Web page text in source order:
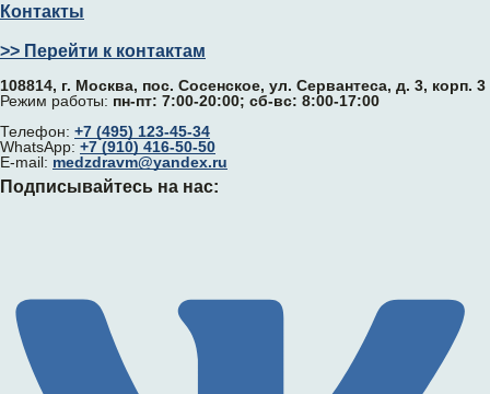
Контакты
>> Перейти к контактам
108814, г. Москва, поc. Сосенское, ул. Сервантеса, д. 3, корп. 3
Режим работы: пн-пт: 7:00-20:00; сб-вс: 8:00-17:00
Телефон: +7 (495) 123-45-34
WhatsApp: +7 (910) 416-50-50
E-mail: medzdravm@yandex.ru
Подписывайтесь на нас: